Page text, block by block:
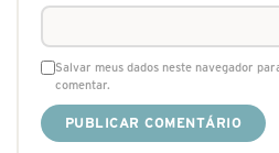
Salvar meus dados neste navegador
comentar.